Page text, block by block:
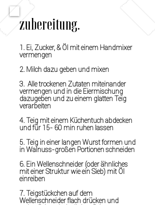
1. Ei, Zucker, & Öl mit einem Handmixer
vermengen
2. Milch dazu geben und mixen
3. Alle trockenen Zutaten miteinander
vermengen und in die Eiermischung
dazugeben und zu einem glatten Teig
verarbeiten
4. Teig mit einem Küchentuch abdecken
und für 15- 60 min ruhen lassen
5. Teig in einer langen Wurst formen und
in Walnuss-großen Portionen schneiden
6. Ein Wellenschneider (oder ähnliches
mit einer Struktur wie ein Sieb) mit Öl
einreiben
7. Teigstückchen auf dem
Wellenschneider flach drücken und
zubereitung.